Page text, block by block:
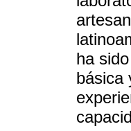
ha
básica